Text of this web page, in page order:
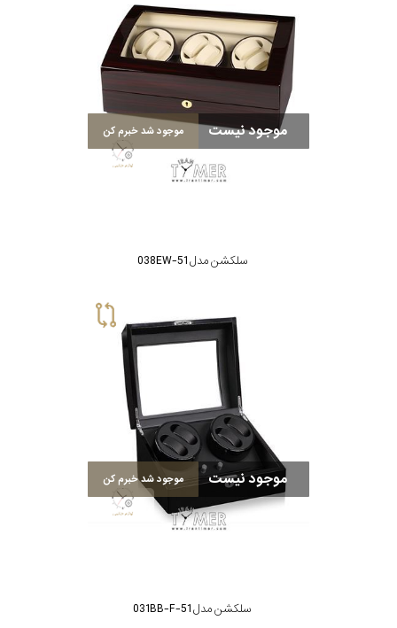
موجود نیست موجود شد خبرم کن
سلکشن مدل 038EW-51
موجود نیست موجود شد خبرم کن
سلکشن مدل 031BB-F-51